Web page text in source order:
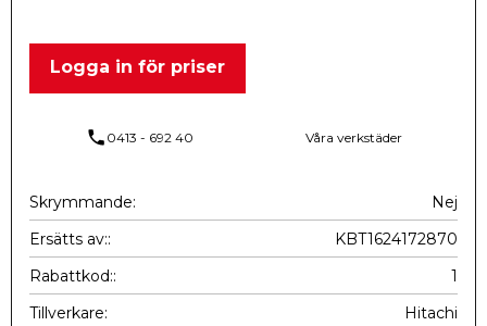
Logga in för priser
phone 0413 - 692 40 Våra verkstäder
Skrymmande
Nej
Ersätts av:
KBT1624172870
Rabattkod:
1
Tillverkare
Hitachi